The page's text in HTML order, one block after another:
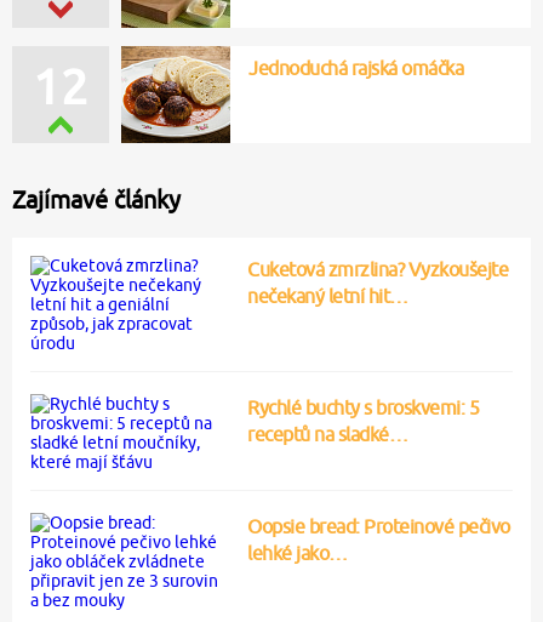
12 Jednoduchá rajská omáčka
Zajímavé články
Cuketová zmrzlina? Vyzkoušejte
nečekaný letní hit…
Rychlé buchty s broskvemi: 5
receptů na sladké…
Oopsie bread: Proteinové pečivo
lehké jako…